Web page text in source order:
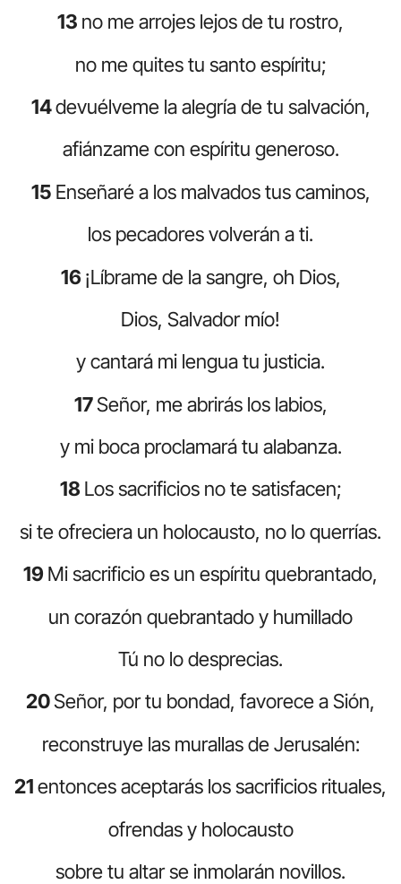
13 no me arrojes lejos de tu rostro,
no me quites tu santo espíritu;
14devuélveme la alegría de tu salvación,
afiánzame con espíritu generoso.
15 Enseñaré a los malvados tus caminos,
los pecadores volverán a ti.
16 ¡Líbrame de la sangre, oh Dios,
Dios, Salvador mío!
y cantará mi lengua tu justicia.
17Señor, me abrirás los labios,
y mi boca proclamará tu alabanza.
18Los sacrificios no te satisfacen;
si te ofreciera un holocausto, no lo querrías.
19 Mi sacrificio es un espíritu quebrantado,
un corazón quebrantado y humillado
Tú no lo desprecias.
20Señor, por tu bondad, favorece a Sión,
reconstruye las murallas de Jerusalén:
21entonces aceptarás los sacrificios rituales,
ofrendas y holocausto
sobre tu altar se inmolarán novillos.